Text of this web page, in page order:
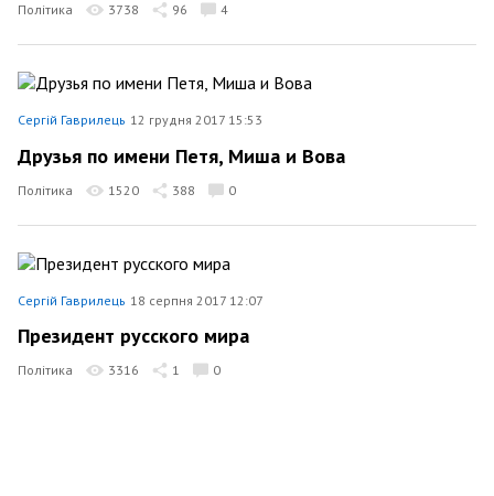
Політика 3738 96 4
Сергій Гаврилець 12 грудня 2017 15:53
Друзья по имени Петя, Миша и Вова
Політика 1520 388 0
Сергій Гаврилець 18 серпня 2017 12:07
Президент русского мира
Політика 3316 1 0